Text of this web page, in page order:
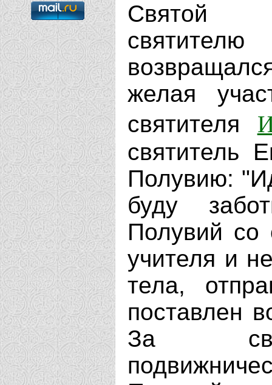
Святой
желая
святителя
святитель
Полувию:
буду
Полувий со
учителя и
тела,
поставлен
За